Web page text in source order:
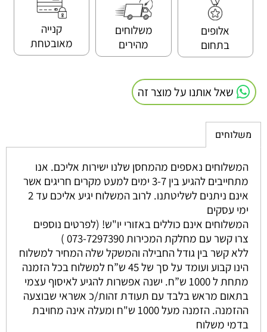
אלופים
בתחום
משלוחים
מהירים
קנייה
מאובטחת
שאל אותנו על מוצר זה
משלוחים
המשלוחים נאספים מהמחסן שלנו ישירות אליכם. אנו
מתחייבים להגיע בין 3-7 ימים למעט מקרים חריגים אשר
אינם ניתנים לשליטתנו. לרוב המשלוח יגיע אליכם עד 2
ימי עסקים
המשלוחים אינם כוללים באזורי יו"ש! (לפרטים נוספים
צרו קשר עם מחלקת המכירות 073-7297390 )
ללא קשר בין גודל החבילה והמשקל שלה המחיר למשלוח
הינו קבוע ועומד על סך של 45 ש”ח למשלוח בכל הזמנה
מתחת ל 1000 ש”ח. ישנה אפשרות להגיע לאיסוף עצמי
בתאום מראש בלבד עם תעודת זהות/כ אשראי שבוצעה
ההזמנה. הזמנה מעל 1000 ש"ח ומעלה אינה מחויבת
בדמי משלוח